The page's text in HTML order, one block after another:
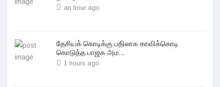
an hour ago
தேசியக் கொடிக்கு பதிலாக காவிக்கொடி
கொடுத்த பாஜக அம...
1 hours ago